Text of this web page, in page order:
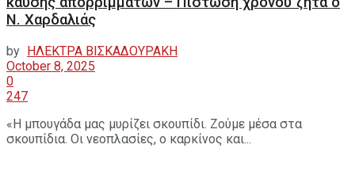
Ν. Χαρδαλιάς
by ΗΛΕΚΤΡΑ ΒΙΣΚΑΔΟΥΡΑΚΗ
October 8, 2025
0
247
«Η μπουγάδα μας μυρίζει σκουπίδι. Ζούμε μέσα στα
σκουπίδια. Οι νεοπλασίες, ο καρκίνος και...